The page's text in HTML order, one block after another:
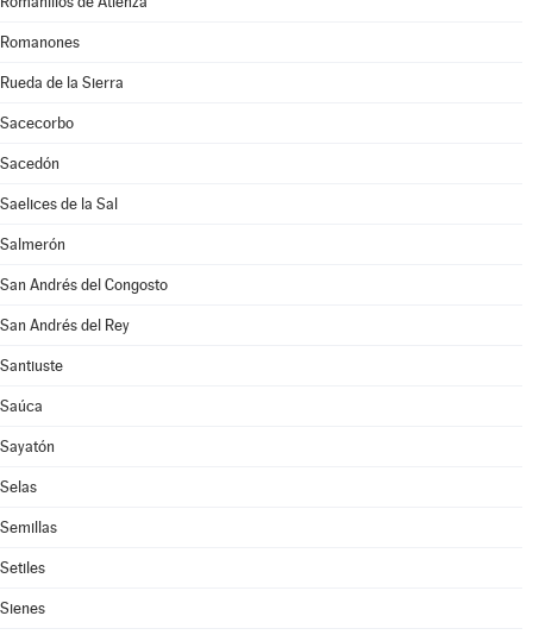
Romanones
Rueda de la Sierra
Sacecorbo
Sacedón
Saelices de la Sal
Salmerón
San Andrés del Congosto
San Andrés del Rey
Santiuste
Saúca
Sayatón
Selas
Semillas
Setiles
Sienes